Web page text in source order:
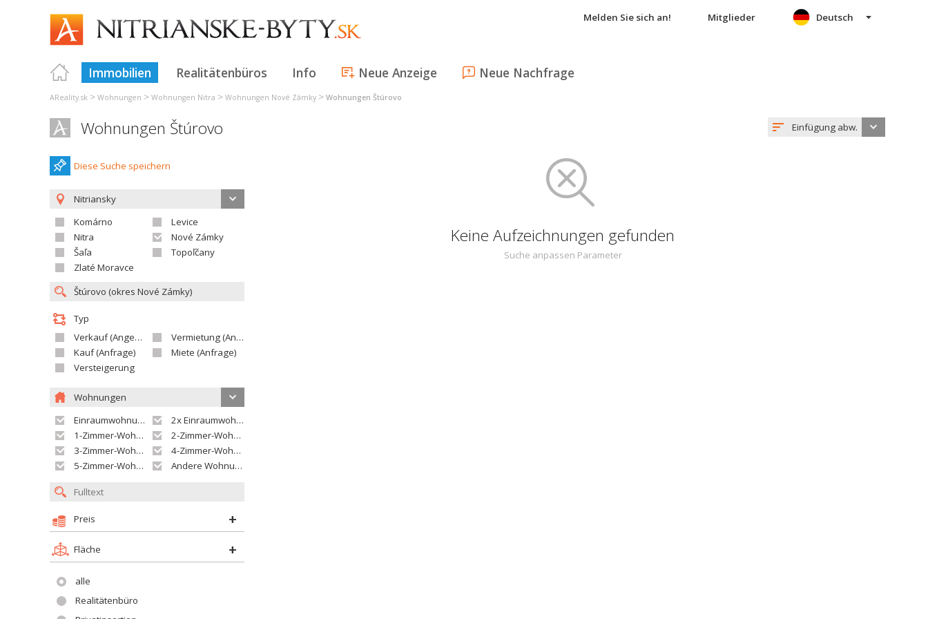
Melden Sie sich an! Mitglieder
Immobilien Realitätenbüros Info Neue Anzeige Neue Nachfrage
Deutsch
AReality.sk > Wohnungen > Wohnungen Nitra > Wohnungen Nové Zámky > Wohnungen Štúrovo
Wohnungen Štúrovo Einfügung abw.
Diese Suche speichern
Nitriansky
Komárno
Levice
Nitra
Nové Zámky
Šaľa
Topoľčany
Zlaté Moravce
Typ
Verkauf (Angebot)
Vermietung (Angebot)
Kauf (Anfrage)
Miete (Anfrage)
Versteigerung
Wohnungen
Einraumwohnung
2x Einraumwohnung
1-Zimmer-Wohnung
2-Zimmer-Wohnung
3-Zimmer-Wohnung
4-Zimmer-Wohnung
5-Zimmer-Wohnung und größer
Andere Wohnung
Preis
Fläche
alle
Realitätenbüro
Keine Aufzeichnungen gefunden
Suche anpassen Parameter